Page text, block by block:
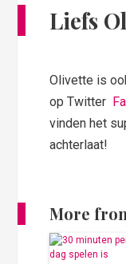
Liefs
Olivette is
op Twitter
vinden het
achterlaat!
More